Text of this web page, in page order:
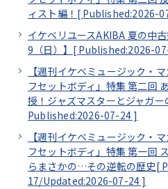
ィスト編！[ Published:2026-
イケベリユースAKIBA 夏の中
9（日）】[ Published:2026-
【週刊イケベミュージック・
フセットボディ」特集 第二回
授！ジャズマスターとジャガ
Published:2026-07-24 ]
【週刊イケベミュージック・
フセットボディ」特集 第一回
らまさかの…その逆転の歴史[
17/Updated:2026-07-24 ]